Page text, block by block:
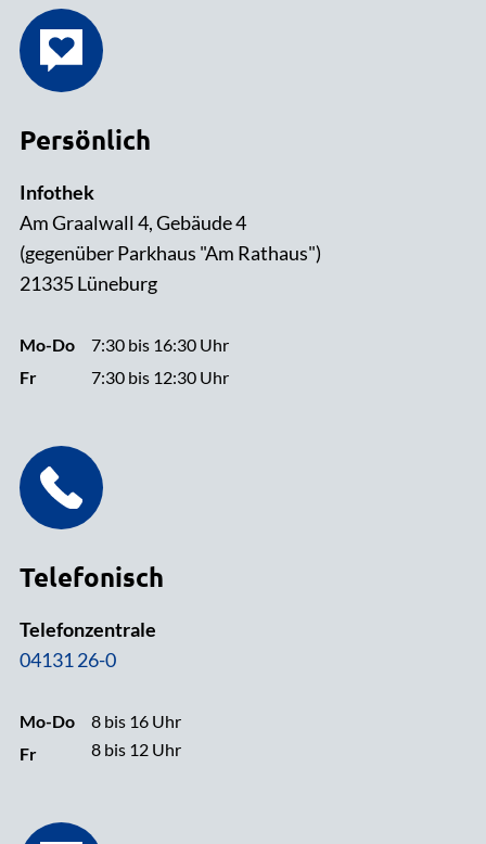
Persönlich
Infothek
Am Graalwall 4, Gebäude 4
(gegenüber Parkhaus "Am Rathaus")
21335 Lüneburg
Mo-Do
Fr
7:30 bis 16:30 Uhr
7:30 bis 12:30 Uhr
Telefonisch
Telefonzentrale
04131 26-0
Mo-Do
Fr
8 bis 16 Uhr
8 bis 12 Uhr